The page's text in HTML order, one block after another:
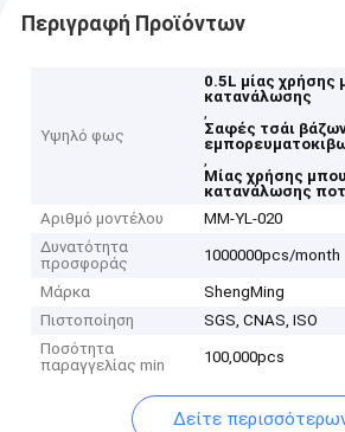
Περιγραφή Προϊόντων
Υψηλό φως
0.5L μίας χρήσης
κατανάλωσης
,
Σαφές τσάι
,
Μίας χρήσης
κατανάλωσης
Αριθμό μοντέλου
ΜΜ-YL-020
Δυνατότητα
προσφοράς
1000000pcs/month
Μάρκα
ShengMing
Πιστοποίηση
SGS, CNAS, ISO
Ποσότητα
παραγγελίας min
100,000pcs
Δείτε